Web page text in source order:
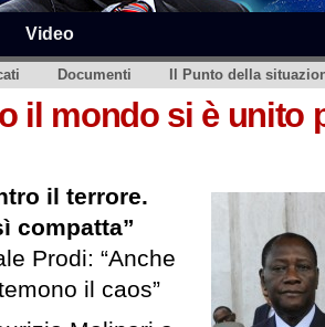
Video
Documenti Il Punto della
il mondo si è unito
il terrore.
compatta”
Prodi: “Anche
il caos”